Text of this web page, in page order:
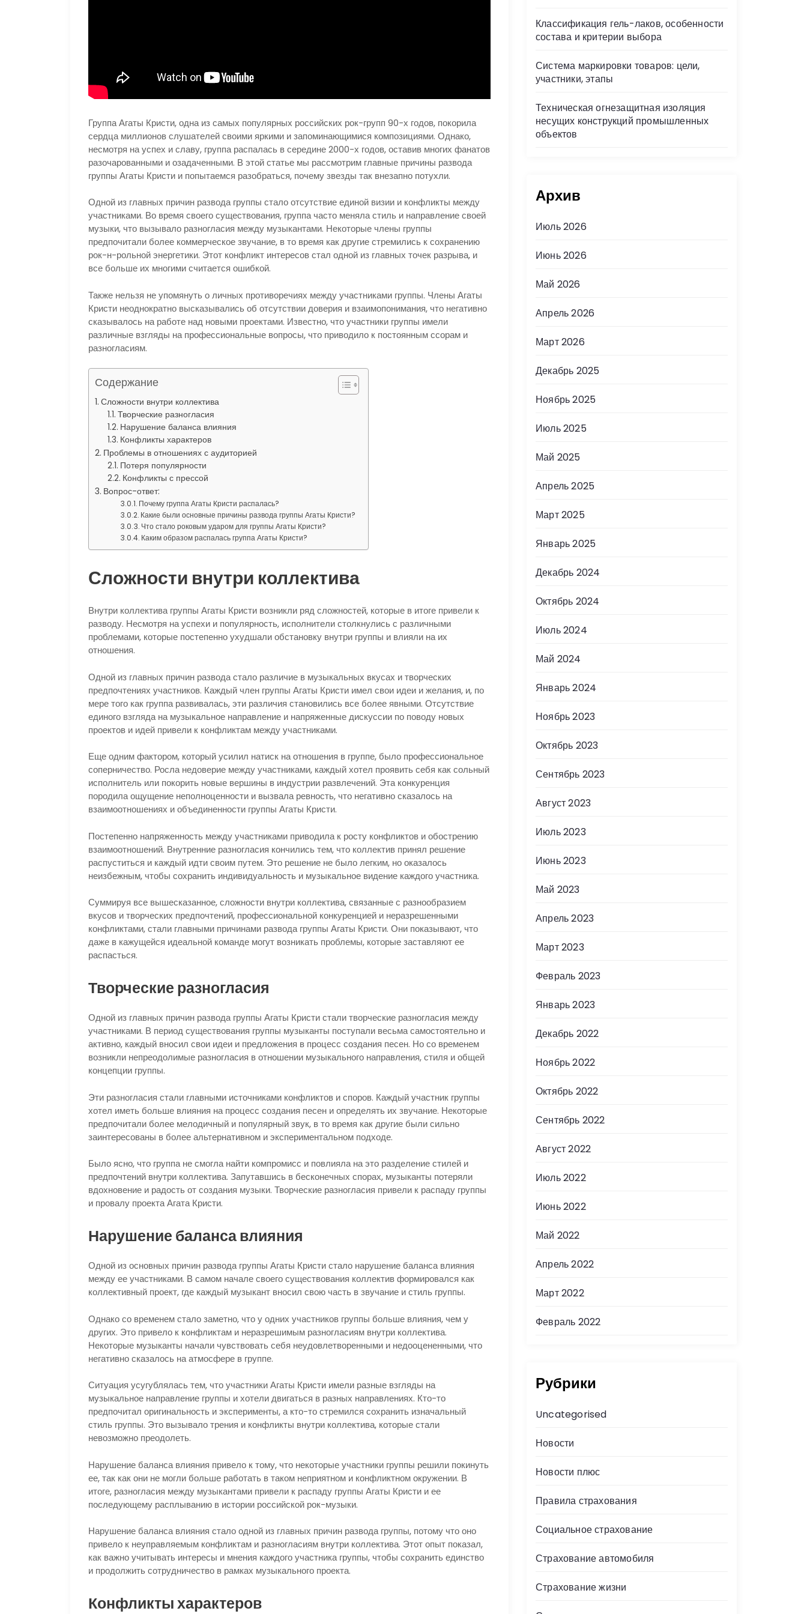
Группа Агаты Кристи, одна из самых популярных российских рок-групп 90-х годов, покорила
сердца миллионов слушателей своими яркими и запоминающимися композициями. Однако,
несмотря на успех и славу, группа распалась в середине 2000-х годов, оставив многих фанатов
разочарованными и озадаченными. В этой статье мы рассмотрим главные причины развода
группы Агаты Кристи и попытаемся разобраться, почему звезды так внезапно потухли.
Одной из главных причин развода группы стало отсутствие единой визии и конфликты между
участниками. Во время своего существования, группа часто меняла стиль и направление своей
музыки, что вызывало разногласия между музыкантами. Некоторые члены группы
предпочитали более коммерческое звучание, в то время как другие стремились к сохранению
рок-н-рольной энергетики. Этот конфликт интересов стал одной из главных точек разрыва, и
все больше их многими считается ошибкой.
Также нельзя не упомянуть о личных противоречиях между участниками группы. Члены Агаты
Кристи неоднократно высказывались об отсутствии доверия и взаимопонимания, что негативно
сказывалось на работе над новыми проектами. Известно, что участники группы имели
различные взгляды на профессиональные вопросы, что приводило к постоянным ссорам и
разногласиям.
Содержание
Сложности внутри коллектива
Творческие разногласия
Нарушение баланса влияния
Конфликты характеров
Проблемы в отношениях с аудиторией
Потеря популярности
Конфликты с прессой
Вопрос-ответ:
Почему группа Агаты Кристи распалась?
Какие были основные причины развода группы Агаты Кристи?
Что стало роковым ударом для группы Агаты Кристи?
Каким образом распалась группа Агаты Кристи?
Сложности внутри коллектива
Внутри коллектива группы Агаты Кристи возникли ряд сложностей, которые в итоге привели к
разводу. Несмотря на успехи и популярность, исполнители столкнулись с различными
проблемами, которые постепенно ухудшали обстановку внутри группы и влияли на их
отношения.
Одной из главных причин развода стало различие в музыкальных вкусах и творческих
предпочтениях участников. Каждый член группы Агаты Кристи имел свои идеи и желания, и, по
мере того как группа развивалась, эти различия становились все более явными. Отсутствие
единого взгляда на музыкальное направление и напряженные дискуссии по поводу новых
проектов и идей привели к конфликтам между участниками.
Еще одним фактором, который усилил натиск на отношения в группе, было профессиональное
соперничество. Росла недоверие между участниками, каждый хотел проявить себя как сольный
исполнитель или покорить новые вершины в индустрии развлечений. Эта конкуренция
породила ощущение неполноценности и вызвала ревность, что негативно сказалось на
взаимоотношениях и объединенности группы Агаты Кристи.
Постепенно напряженность между участниками приводила к росту конфликтов и обострению
взаимоотношений. Внутренние разногласия кончились тем, что коллектив принял решение
распуститься и каждый идти своим путем. Это решение не было легким, но оказалось
неизбежным, чтобы сохранить индивидуальность и музыкальное видение каждого участника.
Суммируя все вышесказанное, сложности внутри коллектива, связанные с разнообразием
вкусов и творческих предпочтений, профессиональной конкуренцией и неразрешенными
конфликтами, стали главными причинами развода группы Агаты Кристи. Они показывают, что
даже в кажущейся идеальной команде могут возникать проблемы, которые заставляют ее
распасться.
Творческие разногласия
Одной из главных причин развода группы Агаты Кристи стали творческие разногласия между
участниками. В период существования группы музыканты поступали весьма самостоятельно и
активно, каждый вносил свои идеи и предложения в процесс создания песен. Но со временем
возникли непреодолимые разногласия в отношении музыкального направления, стиля и общей
концепции группы.
Эти разногласия стали главными источниками конфликтов и споров. Каждый участник группы
хотел иметь больше влияния на процесс создания песен и определять их звучание. Некоторые
предпочитали более мелодичный и популярный звук, в то время как другие были сильно
заинтересованы в более альтернативном и экспериментальном подходе.
Было ясно, что группа не смогла найти компромисс и повлияла на это разделение стилей и
предпочтений внутри коллектива. Запутавшись в бесконечных спорах, музыканты потеряли
вдохновение и радость от создания музыки. Творческие разногласия привели к распаду группы
и провалу проекта Агата Кристи.
Нарушение баланса влияния
Одной из основных причин развода группы Агаты Кристи стало нарушение баланса влияния
между ее участниками. В самом начале своего существования коллектив формировался как
коллективный проект, где каждый музыкант вносил свою часть в звучание и стиль группы.
Однако со временем стало заметно, что у одних участников группы больше влияния, чем у
других. Это привело к конфликтам и неразрешимым разногласиям внутри коллектива.
Некоторые музыканты начали чувствовать себя неудовлетворенными и недооцененными, что
негативно сказалось на атмосфере в группе.
Ситуация усугублялась тем, что участники Агаты Кристи имели разные взгляды на
музыкальное направление группы и хотели двигаться в разных направлениях. Кто-то
предпочитал оригинальность и эксперименты, а кто-то стремился сохранить изначальный
стиль группы. Это вызывало трения и конфликты внутри коллектива, которые стали
невозможно преодолеть.
Нарушение баланса влияния привело к тому, что некоторые участники группы решили покинуть
ее, так как они не могли больше работать в таком неприятном и конфликтном окружении. В
итоге, разногласия между музыкантами привели к распаду группы Агаты Кристи и ее
последующему расплыванию в истории российской рок-музыки.
Нарушение баланса влияния стало одной из главных причин развода группы, потому что оно
привело к неуправляемым конфликтам и разногласиям внутри коллектива. Этот опыт показал,
как важно учитывать интересы и мнения каждого участника группы, чтобы сохранить единство
и продолжить сотрудничество в рамках музыкального проекта.
Конфликты характеров
Классификация гель-лаков, особенности
состава и критерии выбора
Система маркировки товаров: цели,
участники, этапы
Техническая огнезащитная изоляция
несущих конструкций промышленных
объектов
Архив
Июль 2026
Июнь 2026
Май 2026
Апрель 2026
Март 2026
Декабрь 2025
Ноябрь 2025
Июль 2025
Май 2025
Апрель 2025
Март 2025
Январь 2025
Декабрь 2024
Октябрь 2024
Июль 2024
Май 2024
Январь 2024
Ноябрь 2023
Октябрь 2023
Сентябрь 2023
Август 2023
Июль 2023
Июнь 2023
Май 2023
Апрель 2023
Март 2023
Февраль 2023
Январь 2023
Декабрь 2022
Ноябрь 2022
Октябрь 2022
Сентябрь 2022
Август 2022
Июль 2022
Июнь 2022
Май 2022
Апрель 2022
Март 2022
Февраль 2022
Рубрики
Uncategorised
Новости
Новости плюс
Правила страхования
Социальное страхование
Страхование автомобиля
Страхование жизни